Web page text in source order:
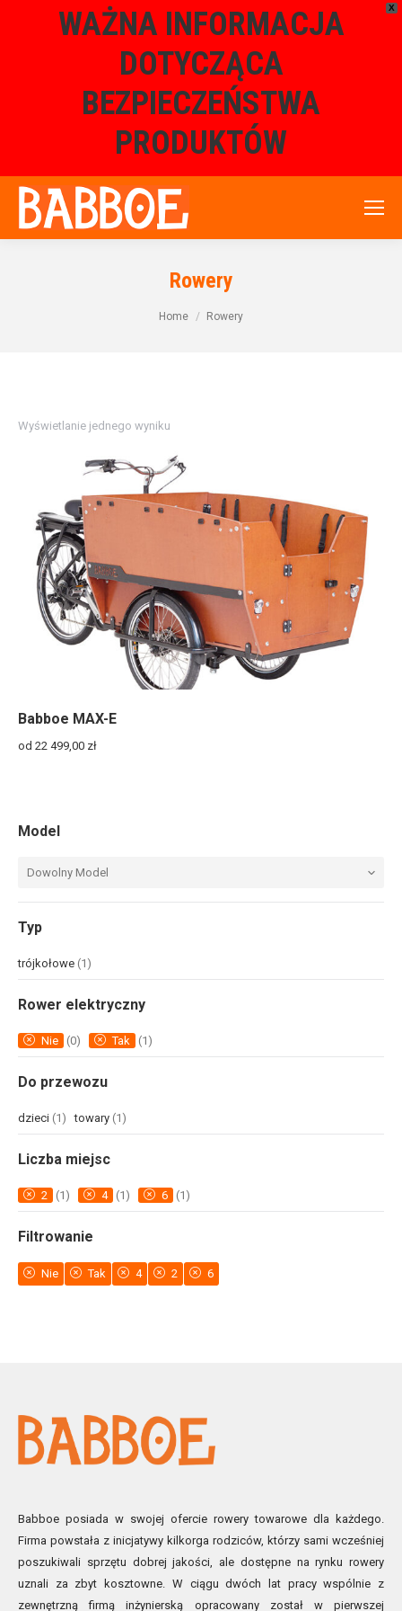
X
WAŻNA INFORMACJA
DOTYCZĄCA
BEZPIECZEŃSTWA
PRODUKTÓW
Rowery
Home Rowery
Wyświetlanie jednego wyniku
Babboe MAX-E
od 22 499,00 zł
Model
Dowolny Model
Typ
trójkołowe (1)
Rower elektryczny
Nie (0) Tak (1)
Do przewozu
dzieci (1) towary (1)
Liczba miejsc
2 (1) 4 (1) 6 (1)
Filtrowanie
Nie Tak 4 2 6
Babboe posiada w swojej ofercie rowery towarowe dla każdego.
Firma powstała z inicjatywy kilkorga rodziców, którzy sami wcześniej
poszukiwali sprzętu dobrej jakości, ale dostępne na rynku rowery
uznali za zbyt kosztowne. W ciągu dwóch lat pracy wspólnie z
zewnętrzną firmą inżynierską opracowany został w pierwszej